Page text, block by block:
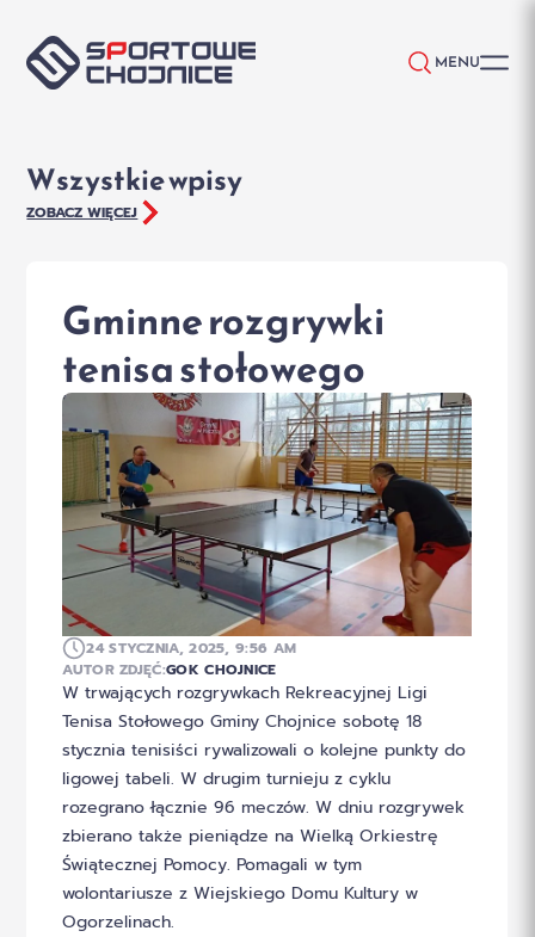
MENU
Wszystkie wpisy
ZOBACZ WIĘCEJ
Gminne rozgrywki
tenisa stołowego
24 STYCZNIA, 2025, 9:56 AM
AUTOR ZDJĘĆ:GOK CHOJNICE
W trwających rozgrywkach Rekreacyjnej Ligi
Tenisa Stołowego Gminy Chojnice sobotę 18
stycznia tenisiści rywalizowali o kolejne punkty do
ligowej tabeli. W drugim turnieju z cyklu
rozegrano łącznie 96 meczów. W dniu rozgrywek
zbierano także pieniądze na Wielką Orkiestrę
Świątecznej Pomocy. Pomagali w tym
wolontariusze z Wiejskiego Domu Kultury w
Ogorzelinach.